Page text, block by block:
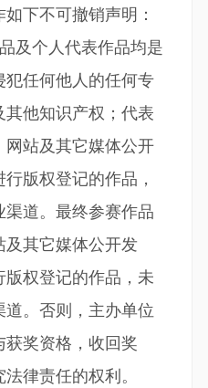
下不可撤销声明：
及个人代表作品均是
任何他人的任何专
他知识产权；代表
站及其它媒体公开
版权登记的作品，
道。最终参赛作品
其它媒体公开发
权登记的作品，未
。否则，主办单位
奖资格，收回奖
律责任的权利。